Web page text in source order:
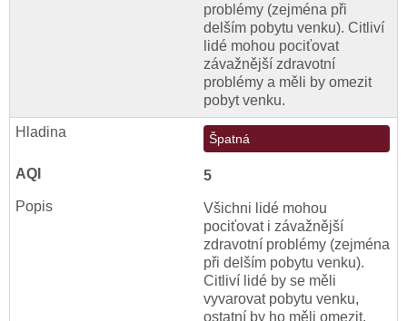
problémy (zejména při
delším pobytu venku). Citliví
lidé mohou pociťovat
závažnější zdravotní
problémy a měli by omezit
pobyt venku.
Špatná
5
Všichni lidé mohou
pociťovat i závažnější
zdravotní problémy (zejména
při delším pobytu venku).
Citliví lidé by se měli
vyvarovat pobytu venku,
ostatní by ho měli omezit.